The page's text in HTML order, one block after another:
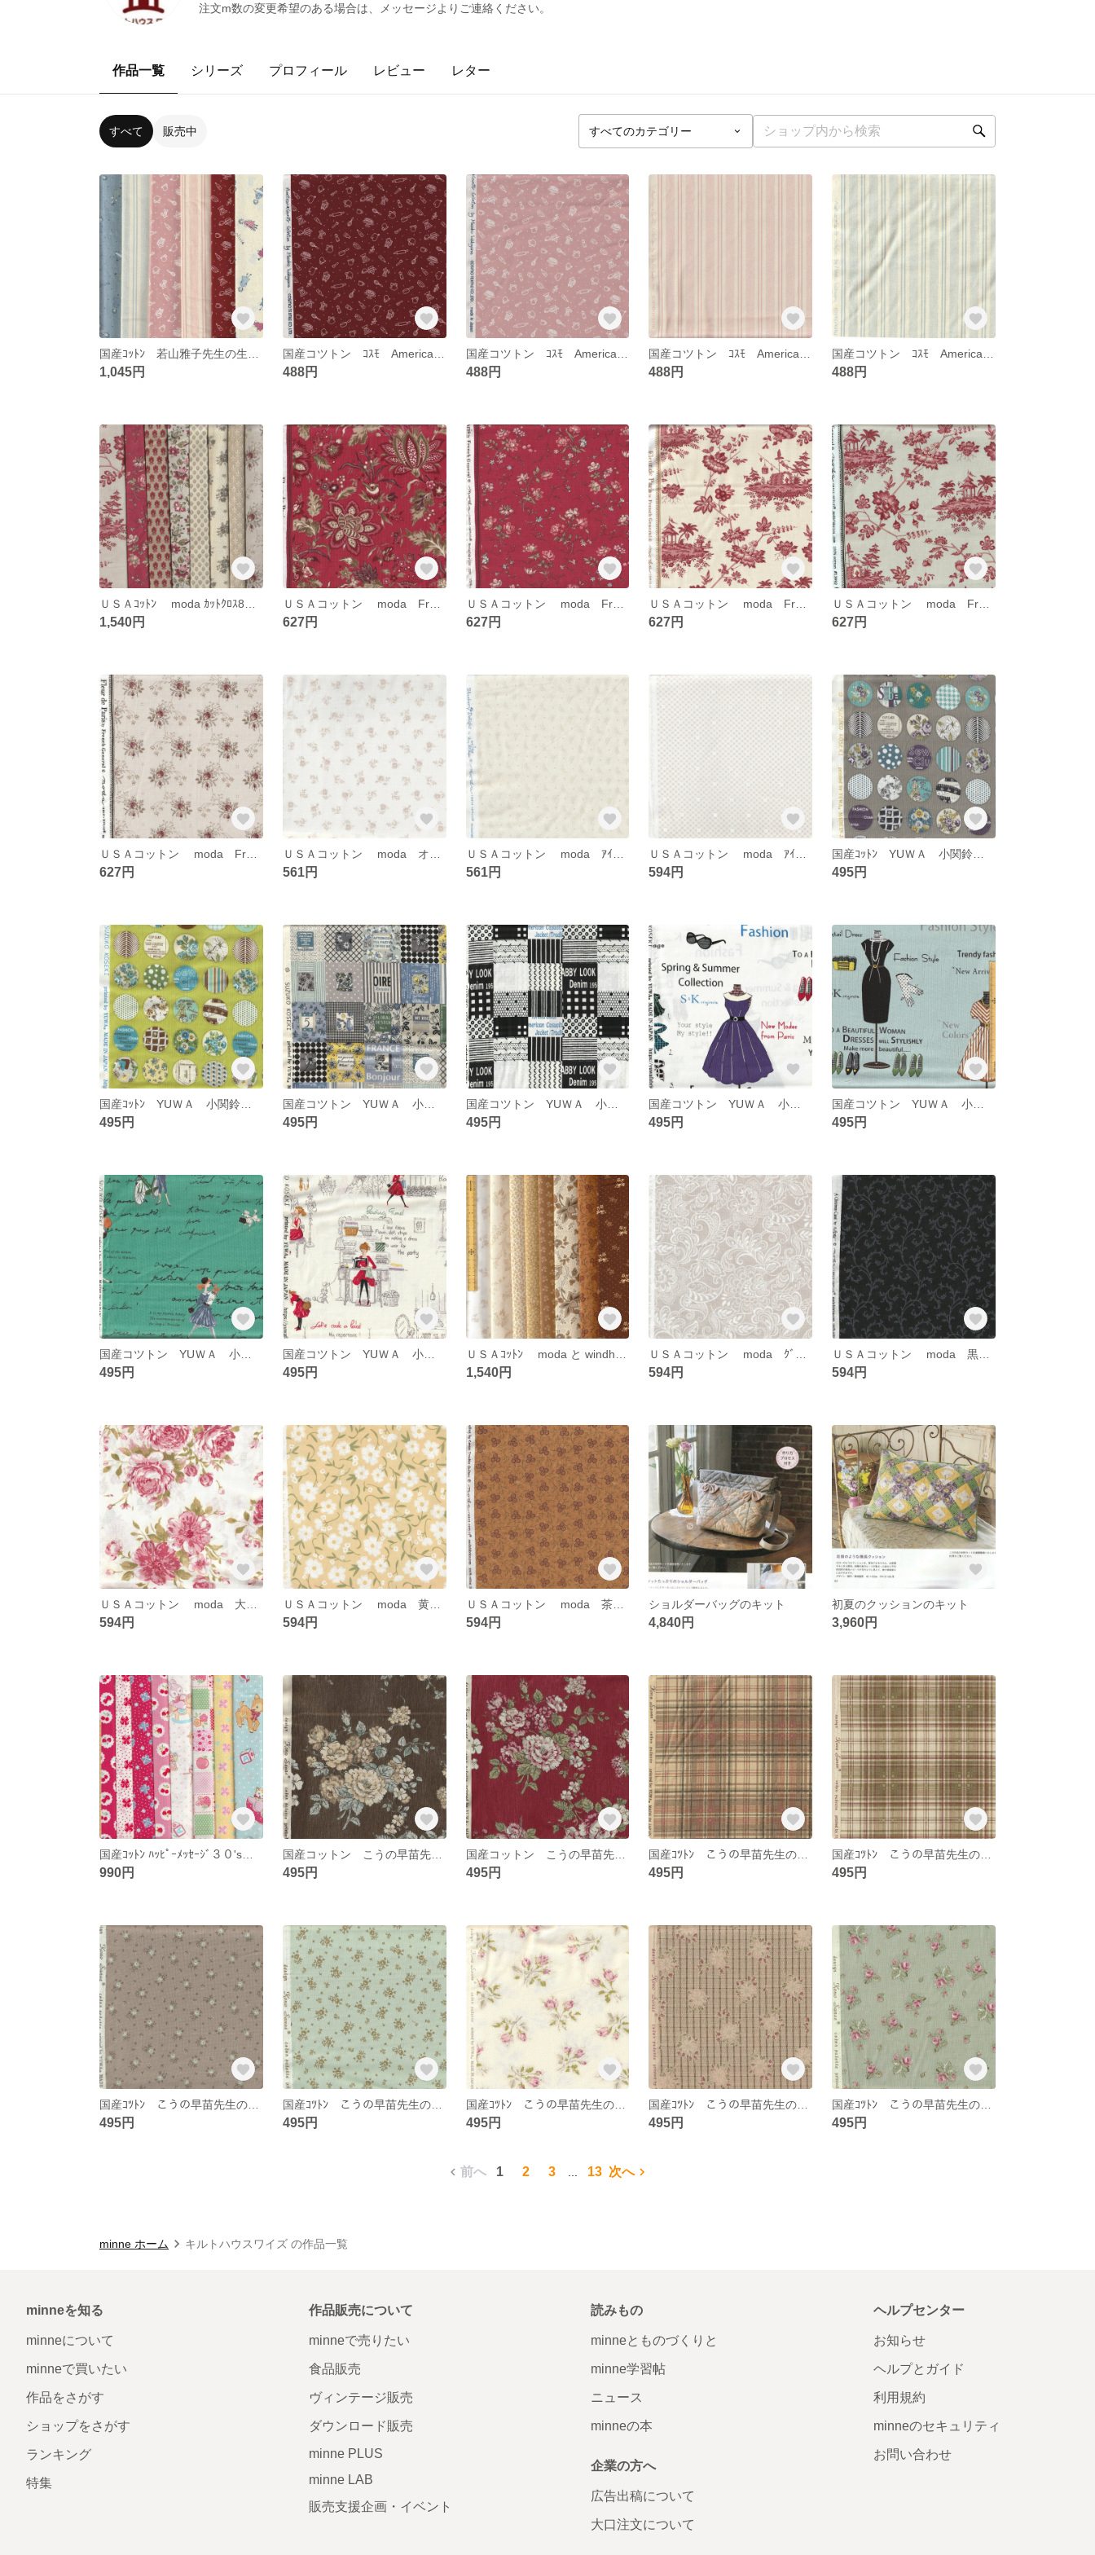
注文m数の変更希望のある場合は、メッセージよりご連絡ください。
作品一覧 シリーズ プロフィール レビュー レター
すべて 販売中
1,045円 488円 488円 488円 488円
1,540円
ＵＳＡコットン mоda French General
627円
ＵＳＡコットン mоda French General
627円 627円 627円
627円 561円 561円 594円 495円
495円
国産コツトン YUＷＡ 小関鈴子先生 復刻版 四角
495円
国産コツトン YUＷＡ 小関鈴子先生 復刻版 ﾓﾉｸﾛ
495円 495円 495円
495円
国産コツトン YUＷＡ 小関鈴子先生 復刻版
495円 1,540円 594円 594円
594円
ＵＳＡコットン mоda 黄色地に白い花
594円
ＵＳＡコットン mоda 茶色地に小花柄
594円
ショルダーバッグのキット
4,840円
初夏のクッションのキット
3,960円
990円
国産コットン こうの早苗先生の生地 ＹＵＷＡ 新柄焦茶
495円
国産コットン こうの早苗先生の生地 ＹＵＷＡ 新柄赤
495円 495円 495円
495円
国産ｺﾂﾄﾝ こうの早苗先生の生地 ＹＵＷＡ 小柄 復刻版
495円
国産ｺﾂﾄﾝ こうの早苗先生の生地 ＹＵＷＡ 蕾バラ 復刻版
495円 495円 495円
前へ 1 2 3 13 次へ
minne ホーム キルトハウスワイズ の作品一覧
minneを知る
minneについて
minneで買いたい
作品をさがす
ショップをさがす
ランキング
特集
作品販売について
minneで売りたい
食品販売
ヴィンテージ販売
ダウンロード販売
minne PLUS
minne LAB
販売支援企画・イベント
読みもの
minneとものづくりと
minne学習帖
ニュース
minneの本
企業の方へ
広告出稿について
大口注文について
ヘルプセンター
お知らせ
ヘルプとガイド
利用規約
minneのセキュリティ
お問い合わせ